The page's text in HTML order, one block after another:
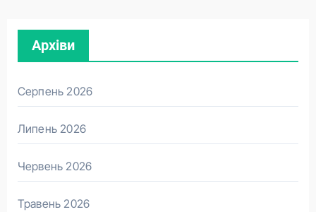
Архіви
Серпень 2026
Липень 2026
Червень 2026
Травень 2026